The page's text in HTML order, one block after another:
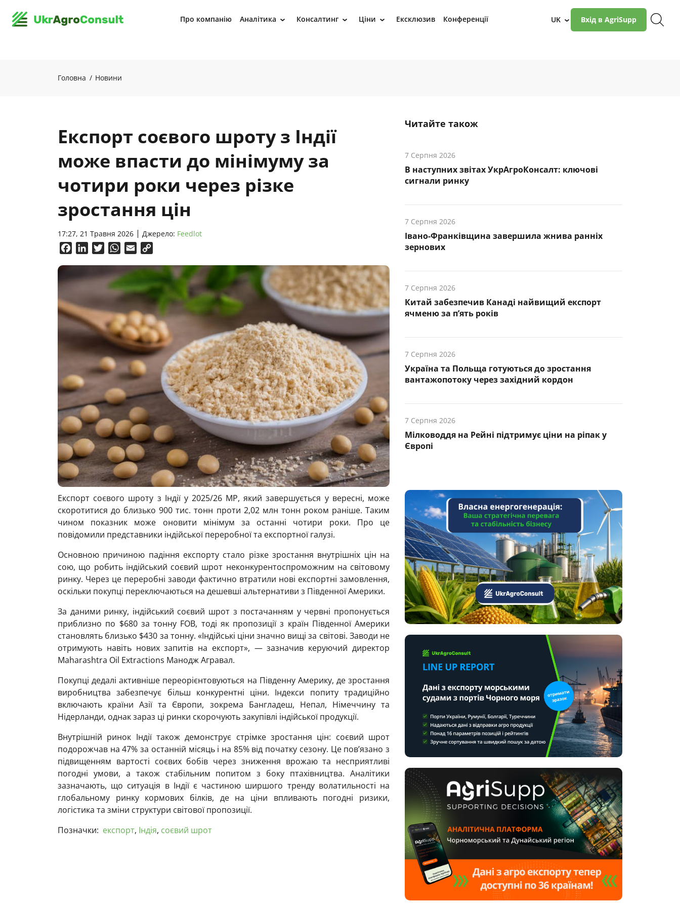
Про компанію Аналітика › Консалтинг › Ціни › Ексклюзив Конференції UK › Вхід в AgriSupp
Головна Новини
Експорт соєвого шроту з Індії
може впасти до мінімуму за
чотири роки через різке
зростання цін
17:27, 21 Травня 2026 Джерело: Feedlot
FacebookLinkedInTwitterWhatsApp
Email
Експорт соєвого шроту з Індії у 2025/26 МР, який завершується у вересні, може
скоротитися до близько 900 тис. тонн проти 2,02 млн тонн роком раніше. Таким
чином показник може оновити мінімум за останні чотири роки. Про це
повідомили представники індійської переробної та експортної галузі.
Основною причиною падіння експорту стало різке зростання внутрішніх цін на
сою, що робить індійський соєвий шрот неконкурентоспроможним на світовому
ринку. Через це переробні заводи фактично втратили нові експортні замовлення,
оскільки покупці переключаються на дешевші альтернативи з Південної Америки.
За даними ринку, індійський соєвий шрот з постачанням у червні пропонується
приблизно по $680 за тонну FOB, тоді як пропозиції з країн Південної Америки
становлять близько $430 за тонну. «Індійські ціни значно вищі за світові. Заводи не
отримують навіть нових запитів на експорт», — зазначив керуючий директор
Maharashtra Oil Extractions Манодж Агравал.
Покупці дедалі активніше переорієнтовуються на Південну Америку, де зростання
виробництва забезпечує більш конкурентні ціни. Індекси попиту традиційно
включають країни Азії та Європи, зокрема Бангладеш, Непал, Німеччину та
Нідерланди, однак зараз ці ринки скорочують закупівлі індійської продукції.
Внутрішній ринок Індії також демонструє стрімке зростання цін: соєвий шрот
подорожчав на 47% за останній місяць і на 85% від початку сезону. Це пов’язано з
підвищенням вартості соєвих бобів через зниження врожаю та несприятливі
погодні умови, а також стабільним попитом з боку птахівництва. Аналітики
зазначають, що ситуація в Індії є частиною ширшого тренду волатильності на
глобальному ринку кормових білків, де на ціни впливають погодні ризики,
логістика та зміни структури світової пропозиції.
Позначки: експорт, Індія, соєвий шрот
Читайте також
7 Серпня 2026
В наступних звітах УкрАгроКонсалт: ключові
cигнали ринку
7 Серпня 2026
Івано-Франківщина завершила жнива ранніх
зернових
7 Серпня 2026
Китай забезпечив Канаді найвищий експорт
ячменю за п’ять років
7 Серпня 2026
Україна та Польща готуються до зростання
вантажопотоку через західний кордон
7 Серпня 2026
Мілководдя на Рейні підтримує ціни на ріпак у
Європі